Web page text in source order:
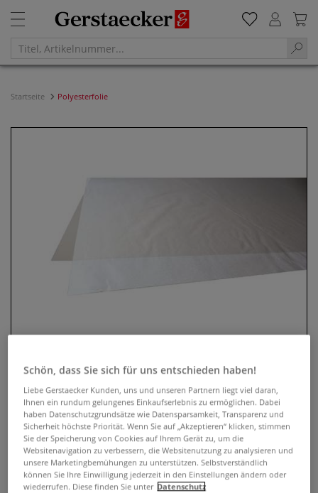
Startseite Polyesterfolie
Polyesterfolie
Schön, dass Sie sich für uns entschieden haben!
Liebe Gerstaecker Kunden, uns und unseren Partnern liegt viel daran,
Ihnen ein rundum gelungenes Einkaufserlebnis zu ermöglichen. Dabei
haben Datenschutzgrundsätze wie Datensparsamkeit, Transparenz und
Sicherheit höchste Priorität. Wenn Sie auf „Akzeptieren“ klicken, stimmen
Sie der Speicherung von Cookies auf Ihrem Gerät zu, um die
Websitenavigation zu verbessern, die Websitenutzung zu analysieren und
unsere Marketingbemühungen zu unterstützen. Selbstverständlich
können Sie Ihre Einwilligung jederzeit in den Einstellungen ändern oder
wiederrufen. Diese finden Sie unter Datenschutz